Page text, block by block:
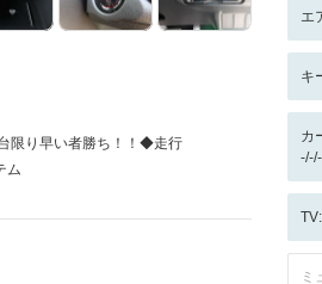
限り早い者勝ち！！◆走行
ム
エ
キ
カ
ミ